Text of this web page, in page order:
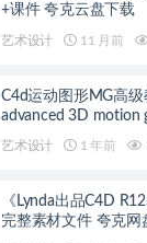
+课件 夸克云盘下载
艺术设计 11 月前
C4d运动图形MG高
advanced 3D motion graphics
夸克网盘
艺术设计 1 年前
《Lynda出品C4D
完整素材文件 夸克网